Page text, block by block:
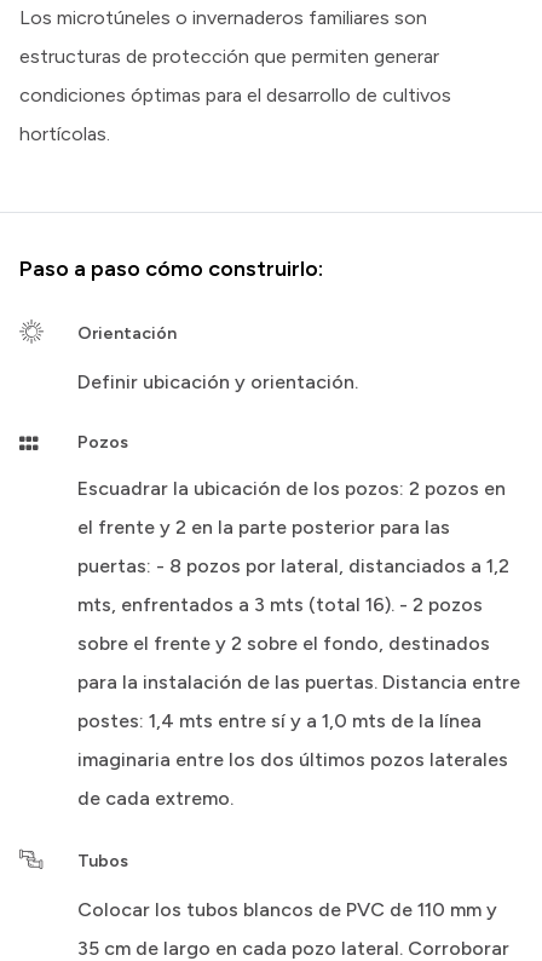
Los microtúneles o invernaderos familiares son
estructuras de protección que permiten generar
condiciones óptimas para el desarrollo de cultivos
hortícolas.
Paso a paso cómo construirlo:
Orientación
Definir ubicación y orientación.
Pozos
Escuadrar la ubicación de los pozos: 2 pozos en
el frente y 2 en la parte posterior para las
puertas: - 8 pozos por lateral, distanciados a 1,2
mts, enfrentados a 3 mts (total 16). - 2 pozos
sobre el frente y 2 sobre el fondo, destinados
para la instalación de las puertas. Distancia entre
postes: 1,4 mts entre sí y a 1,0 mts de la línea
imaginaria entre los dos últimos pozos laterales
de cada extremo.
Tubos
Colocar los tubos blancos de PVC de 110 mm y
35 cm de largo en cada pozo lateral. Corroborar